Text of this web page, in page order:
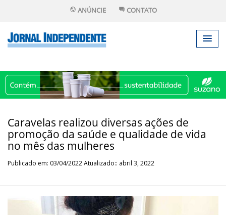
ANÚNCIE CONTATO
Caravelas realizou diversas ações de
promoção da saúde e qualidade de vida
no mês das mulheres
Publicado em: 03/04/2022 Atualizado:: abril 3, 2022